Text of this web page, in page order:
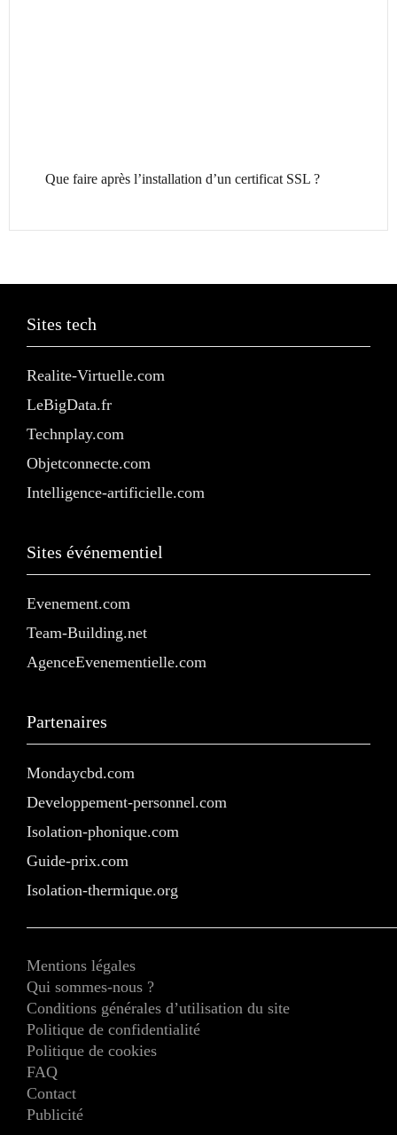
Que faire après l’installation d’un certificat SSL ?
Sites tech
Realite-Virtuelle.com
LeBigData.fr
Technplay.com
Objetconnecte.com
Intelligence-artificielle.com
Sites événementiel
Evenement.com
Team-Building.net
AgenceEvenementielle.com
Partenaires
Mondaycbd.com
Developpement-personnel.com
Isolation-phonique.com
Guide-prix.com
Isolation-thermique.org
Mentions légales
Qui sommes-nous ?
Conditions générales d’utilisation du site
Politique de confidentialité
Politique de cookies
FAQ
Contact
Publicité